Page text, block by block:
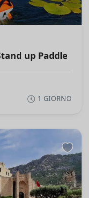
up Paddle
1 GIORNO